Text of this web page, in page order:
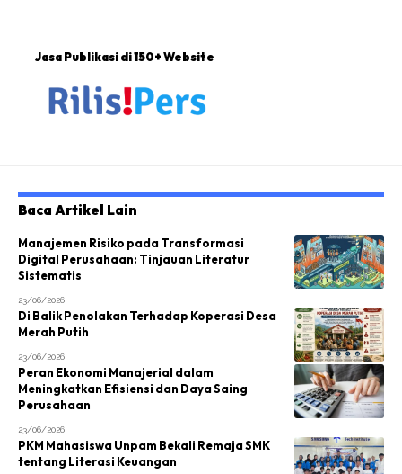
Jasa Publikasi di 150+ Website
Baca Artikel Lain
Manajemen Risiko pada Transformasi
Digital Perusahaan: Tinjauan Literatur
Sistematis
23/06/2026
Di Balik Penolakan Terhadap Koperasi Desa
Merah Putih
23/06/2026
Peran Ekonomi Manajerial dalam
Meningkatkan Efisiensi dan Daya Saing
Perusahaan
23/06/2026
PKM Mahasiswa Unpam Bekali Remaja SMK
tentang Literasi Keuangan